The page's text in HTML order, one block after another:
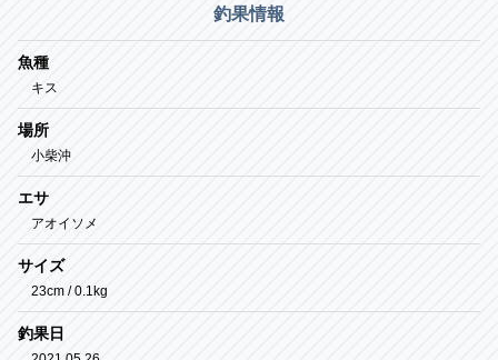
マリーナご利用ガイド
釣果情報
魚種
キス
場所
小柴沖
エサ
アオイソメ
サイズ
23cm / 0.1kg
釣果日